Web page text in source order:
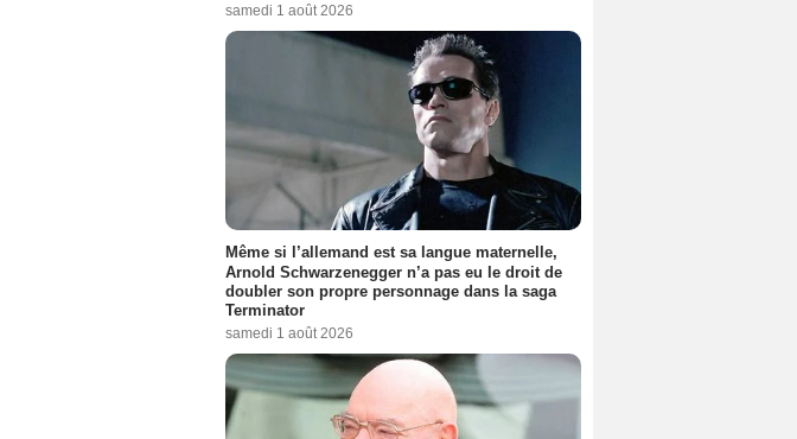
samedi 1 août 2026
Même si l’allemand est sa langue maternelle,
Arnold Schwarzenegger n’a pas eu le droit de
doubler son propre personnage dans la saga
Terminator
samedi 1 août 2026